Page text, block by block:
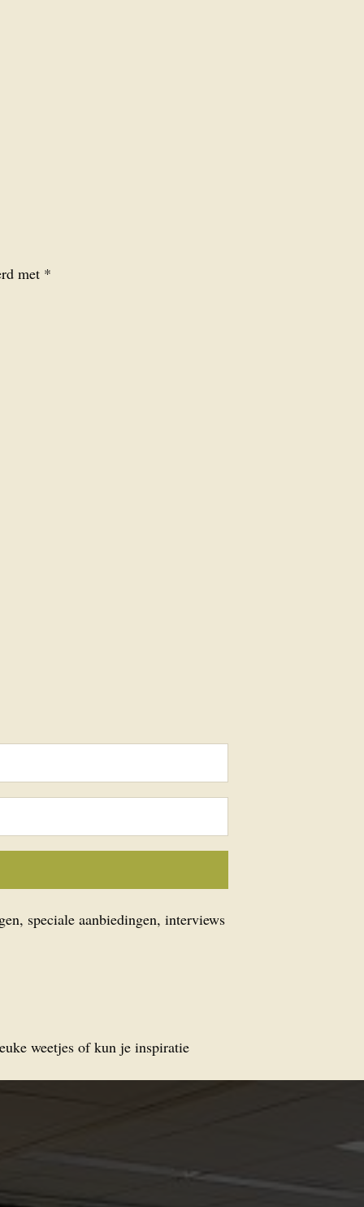
met *
speciale aanbiedingen, interviews
weetjes of kun je inspiratie